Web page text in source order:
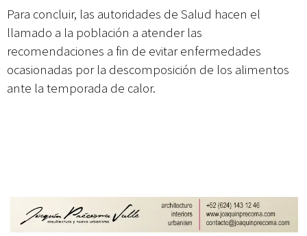
Para concluir, las autoridades de Salud hacen el
llamado a la población a atender las
recomendaciones a fin de evitar enfermedades
ocasionadas por la descomposición de los alimentos
ante la temporada de calor.